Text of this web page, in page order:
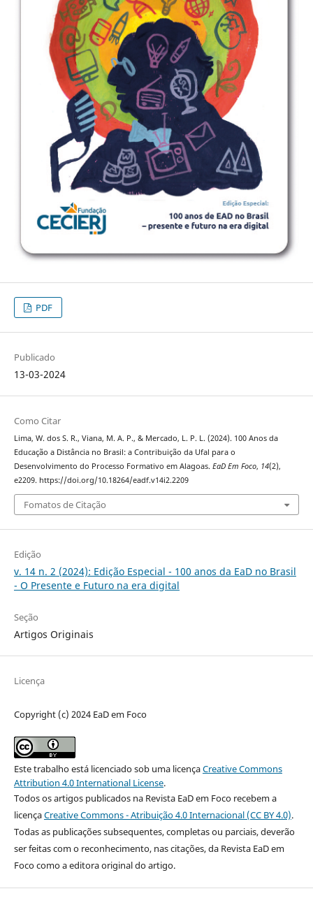
PDF
Publicado
13-03-2024
Como Citar
Lima, W. dos S. R., Viana, M. A. P., & Mercado, L. P. L. (2024). 100 Anos da
Educação a Distância no Brasil: a Contribuição da Ufal para o
Desenvolvimento do Processo Formativo em Alagoas. EaD Em Foco, 14(2),
e2209. https://doi.org/10.18264/eadf.v14i2.2209
Fomatos de Citação
Edição
v. 14 n. 2 (2024): Edição Especial - 100 anos da EaD no Brasil
- O Presente e Futuro na era digital
Seção
Artigos Originais
Licença
Copyright (c) 2024 EaD em Foco
Este trabalho está licenciado sob uma licençaCreative Commons
Attribution 4.0 International License.
Todos os artigos publicados na Revista EaD em Foco recebem a
licençaCreative Commons - Atribuição 4.0 Internacional (CC BY 4.0).
Todas as publicações subsequentes, completas ou parciais, deverão
ser feitas com o reconhecimento, nas citações, da Revista EaD em
Foco como a editora original do artigo.